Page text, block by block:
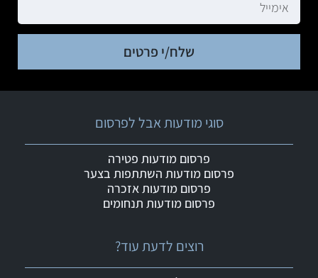
שלח/י פרטים
רוצים לדעת עוד?
סוגי מודעות אבל לפרסום
פרסום מודעות פטירה
פרסום מודעות השתתפות בצער
פרסום מודעות אזכרה
פרסום מודעות תנחומים